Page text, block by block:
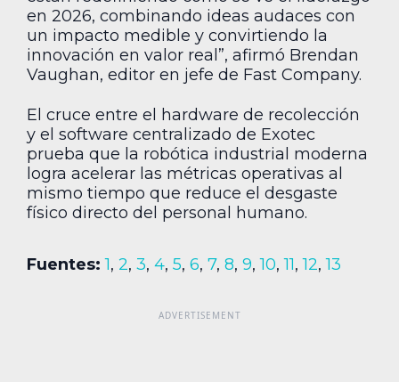
en 2026, combinando ideas audaces con
un impacto medible y convirtiendo la
innovación en valor real”, afirmó Brendan
Vaughan, editor en jefe de Fast Company.
El cruce entre el hardware de recolección
y el software centralizado de Exotec
prueba que la robótica industrial moderna
logra acelerar las métricas operativas al
mismo tiempo que reduce el desgaste
físico directo del personal humano.
Fuentes: 1, 2, 3, 4, 5, 6, 7, 8, 9,10,11,12,13